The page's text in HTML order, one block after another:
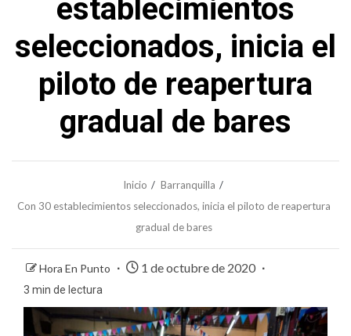
establecimientos
seleccionados, inicia el
piloto de reapertura
gradual de bares
Inicio
Barranquilla
Con 30 establecimientos seleccionados, inicia el piloto de reapertura
gradual de bares
Hora En Punto 1 de octubre de 2020
3 min de lectura